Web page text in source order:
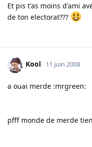
Et pis t'as moins d'ami
de ton electorat???
Kool 11 juin 2008
a ouai merde :mrgreen:
pfff monde de merde